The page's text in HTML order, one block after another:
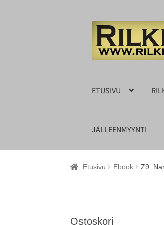
Siirry
navigointiin
Siirry
sisältöön
ETUSIVU
JÄLLEENMYYNTI
Etusivu Ebook Z9.
Ostoskori